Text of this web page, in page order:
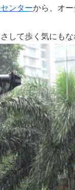
ンターから、オー
して歩く気にもな